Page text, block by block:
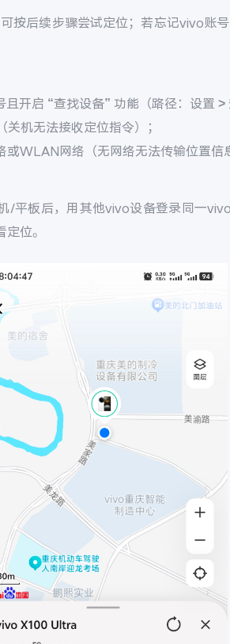
按后续步骤尝试定位；若忘记vivo账
开启 “查找设备” 功能（路径：设置 >
机无法接收定位指令）；
WLAN网络（无网络无法传输位置信
/平板后，用其他vivo设备登录同一
位。